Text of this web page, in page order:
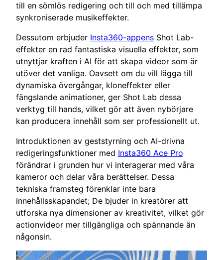
till en sömlös redigering och till och med tillämpa
synkroniserade musikeffekter.
Dessutom erbjuder Insta360-appens Shot Lab-
effekter en rad fantastiska visuella effekter, som
utnyttjar kraften i AI för att skapa videor som är
utöver det vanliga. Oavsett om du vill lägga till
dynamiska övergångar, kloneffekter eller
fängslande animationer, ger Shot Lab dessa
verktyg till hands, vilket gör att även nybörjare
kan producera innehåll som ser professionellt ut.
Introduktionen av geststyrning och AI-drivna
redigeringsfunktioner med Insta360 Ace Pro
förändrar i grunden hur vi interagerar med våra
kameror och delar våra berättelser. Dessa
tekniska framsteg förenklar inte bara
innehållsskapandet; De bjuder in kreatörer att
utforska nya dimensioner av kreativitet, vilket gör
actionvideor mer tillgängliga och spännande än
någonsin.